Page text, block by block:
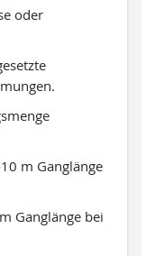
oder
m Ganglänge
Ganglänge bei